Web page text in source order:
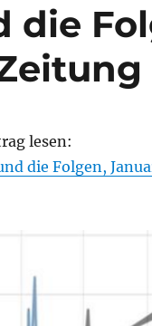
lesen:
die Folgen,